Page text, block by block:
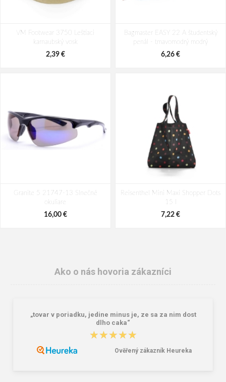
tm.hnědá
43,39 €
černá
43,39 €
VM Footwear 3750 Leštiaci
karnaubský vosk
2,39 €
Bagmaster EASY 22 A študentský
penál - tmavomodrý modrý
6,26 €
Granite 5 21747-13 Slnečné
okuliare
16,00 €
Reisenthel Mini Maxi Shopper Dots
15 l
7,22 €
Lee Cooper LCW-26-07-4152M
Dámske gumáky DEMAR RAINNY
Ako o nás hovoria zákazníci
„tovar v poriadku, jedine minus je, ze sa za nim dost
dlho caka“
★★★★★
★★★★★
Ověřený zákazník Heureka